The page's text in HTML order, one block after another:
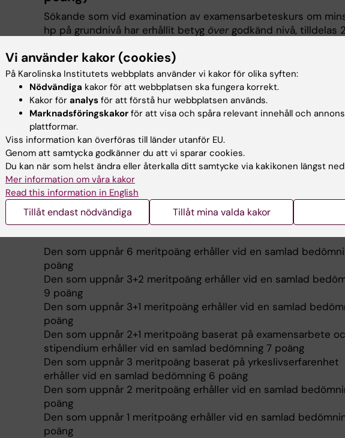
Sökande som vid examination av examensarbeteskurs om
hp på grundnivå har erhållit betyg över godkänd nivå, tilldelas 2
Resultatintyg som styrker ovanstående krävs.
Erhållande av stipendium (1 poäng)
Sökande som har tilldelats stipendium baserat på sin
studieprestation kopplad till behörighetsgrundande utbildning,
tilldelas 1 meritpoäng.
Diplom som styrker ovanstående krävs.
Samlad bedömning
En samlad bedömning av sökandes meriter görs enligt nedan:
Den som uppnår 6 meritpoäng erhåller vid en samlad
poäng
Den som uppnår 3+2 meritpoäng erhåller vid en samlad
9 poäng
Den som uppnår 3+1 meritpoäng erhåller vid en samlad
poäng
Den som uppnår 2+1 meritpoäng baserat på examensarbete
stipendium erhåller vid en samlad bedömning 7 poäng
Den som uppnår 3 meritpoäng baserat på yrkeslivserfarenhet
erhåller vid en samlad bedömning 6 poäng
Den som uppnår 2 meritpoäng erhåller vid en samlad
poäng
Den som uppnår 1 meritpoäng erhåller vid en samlad
poäng
Vi använder kakor (cookies)
På Karolinska Institutets webbplats använder vi kakor för olika syften:
Nödvändiga kakor för att webbplatsen ska fungera korrekt.
Kakor för analys för att förstå hur webbplatsen används.
Marknadsföringskakor för att visa och spåra relevant innehåll och
plattformar.
Viss information kan överföras till länder utanför EU.
Genom att samtycka godkänner du att vi sparar cookies.
Du kan när som helst ändra eller återkalla ditt samtycke via kakikonen längst
Mer information om våra kakor
Read this information in English
Tillåt endast nödvändiga Tillåt mina valda kakor